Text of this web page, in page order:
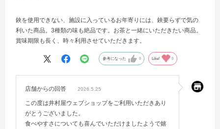
鋏を使用できない、施設に入っているお年寄りには、鋏要らずで気の
利いた商品。3種類の味も絶品です。お茶と一緒にいただきたい商品。
賞味期限も長く、時々利用させていただきます。
参考になった 0 Like! 0
店舗からの回答 2026.5.25
この度は井村屋ウェブショップをご利用いただきあり
がとうございました。
食べやすさについても喜んでいただけましたようで嬉